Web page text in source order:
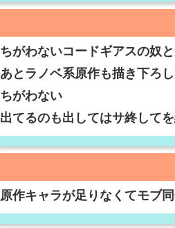
ちがわないコードギアスの奴
あとラノベ系原作も描き下ろ
ちがわない
出てるのも出してはサ終して
原作キャラが足りなくてモブ